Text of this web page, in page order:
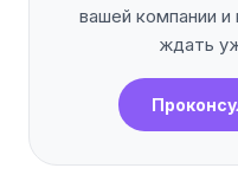
вашей компании
ждать